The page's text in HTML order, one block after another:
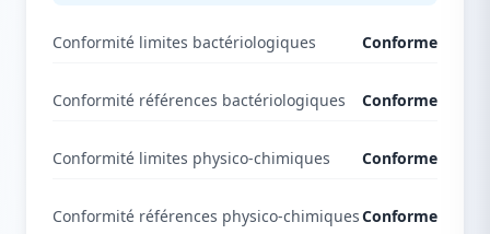
Conformité limites bactériologiques Conforme
Conformité références bactériologiques Conforme
Conformité limites physico-chimiques Conforme
Conformité références physico-chimiquesConforme